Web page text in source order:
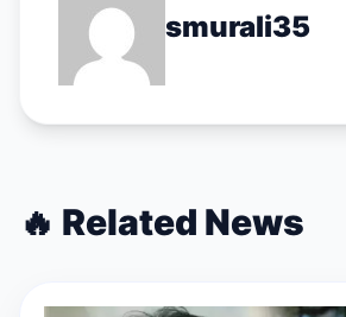
smurali35
🔥 Related News